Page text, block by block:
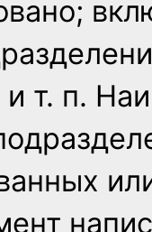
и т. п.